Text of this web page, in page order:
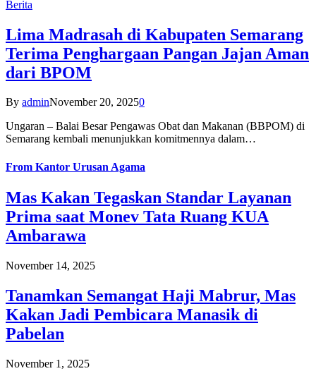
Berita
Lima Madrasah di Kabupaten Semarang
Terima Penghargaan Pangan Jajan Aman
dari BPOM
By adminNovember 20, 20250
Ungaran – Balai Besar Pengawas Obat dan Makanan (BBPOM) di
Semarang kembali menunjukkan komitmennya dalam…
From Kantor Urusan Agama
Mas Kakan Tegaskan Standar Layanan
Prima saat Monev Tata Ruang KUA
Ambarawa
November 14, 2025
Tanamkan Semangat Haji Mabrur, Mas
Kakan Jadi Pembicara Manasik di
Pabelan
November 1, 2025